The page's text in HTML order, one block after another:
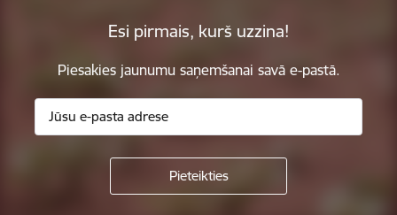
Esi pirmais, kurš uzzina!
Piesakies jaunumu saņemšanai savā e-pastā.